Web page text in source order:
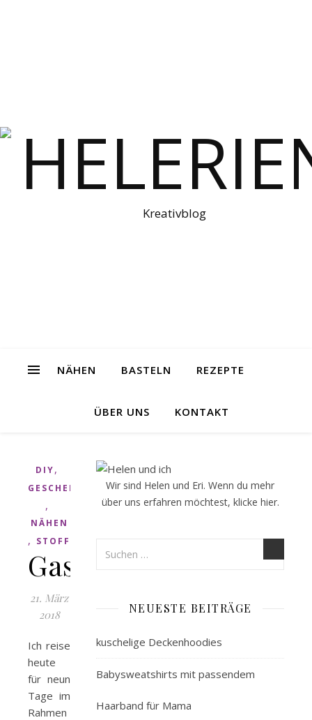
Kreativblog
NÄHEN BASTELN REZEPTE
ÜBER UNS KONTAKT
DIY,
GESCHENK
,
NÄHEN
, STOFF
Gastgeschenke
21. März
2018
Ich reise
heute
für neun
Tage im
Rahmen
Wir sind Helen und Eri. Wenn du mehr
über uns erfahren möchtest, klicke hier.
NEUESTE BEITRÄGE
kuschelige Deckenhoodies
Babysweatshirts mit passendem
Haarband für Mama